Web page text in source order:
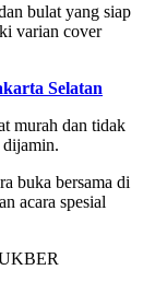
bulat yang siap
varian cover
Selatan
murah dan tidak
dijamin.
buka bersama di
acara spesial